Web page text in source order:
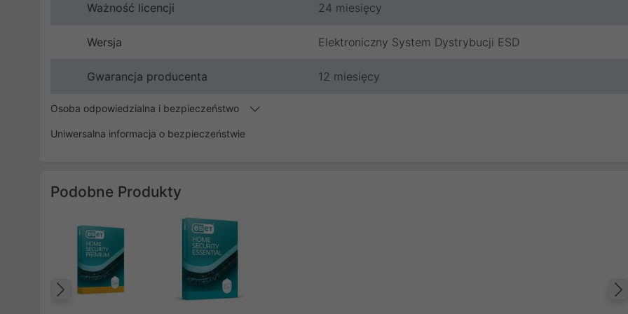
Ważność licencji 24 miesięcy
Wersja Elektroniczny System Dystrybucji ESD
Gwarancja producenta 12 miesięcy
Osoba odpowiedzialna i bezpieczeństwo
Uniwersalna informacja o bezpieczeństwie
Podobne Produkty